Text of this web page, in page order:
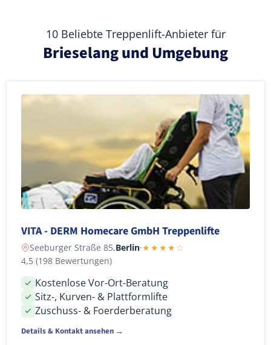
10 Beliebte Treppenlift-Anbieter für
Brieselang und Umgebung
VITA - DERM Homecare GmbH Treppenlifte
Seeburger Straße 85,Berlin·★★★★☆
4,5 (198 Bewertungen)
Kostenlose Vor-Ort-Beratung
Sitz-, Kurven- & Plattformlifte
Zuschuss- & Foerderberatung
Details & Kontakt ansehen →